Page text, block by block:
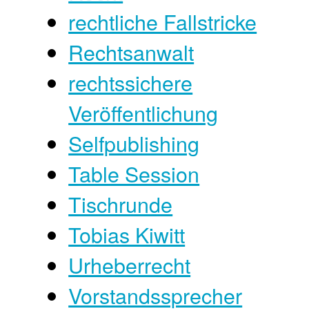
rechtliche Fallstricke
Rechtsanwalt
rechtssichere
Veröffentlichung
Selfpublishing
Table Session
Tischrunde
Tobias Kiwitt
Urheberrecht
Vorstandssprecher